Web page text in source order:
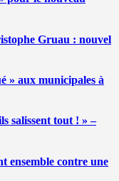
Gruau : nouvel
» aux municipales à
salissent tout ! » –
ensemble contre une